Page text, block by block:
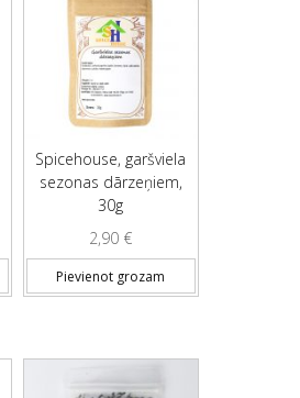
Spicehouse, garšviela
sezonas dārzeņiem,
30g
2,90 €
Pievienot grozam